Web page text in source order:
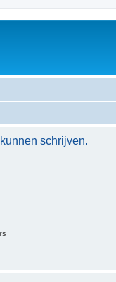
schrijven.